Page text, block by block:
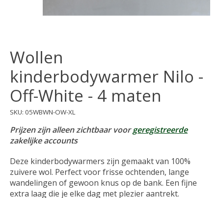
Wollen
kinderbodywarmer Nilo -
Off-White - 4 maten
SKU: 05WBWN-OW-XL
Prijzen zijn alleen zichtbaar voorgeregistreerde
zakelijke accounts
Deze kinderbodywarmers zijn gemaakt van 100%
zuivere wol. Perfect voor frisse ochtenden, lange
wandelingen of gewoon knus op de bank. Een fijne
extra laag die je elke dag met plezier aantrekt.